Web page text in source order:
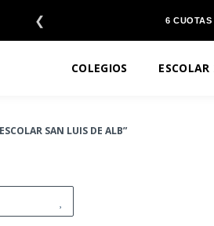
❮ 6
COLEGIOS ESCOLAR
SAN LUIS DE ALB”